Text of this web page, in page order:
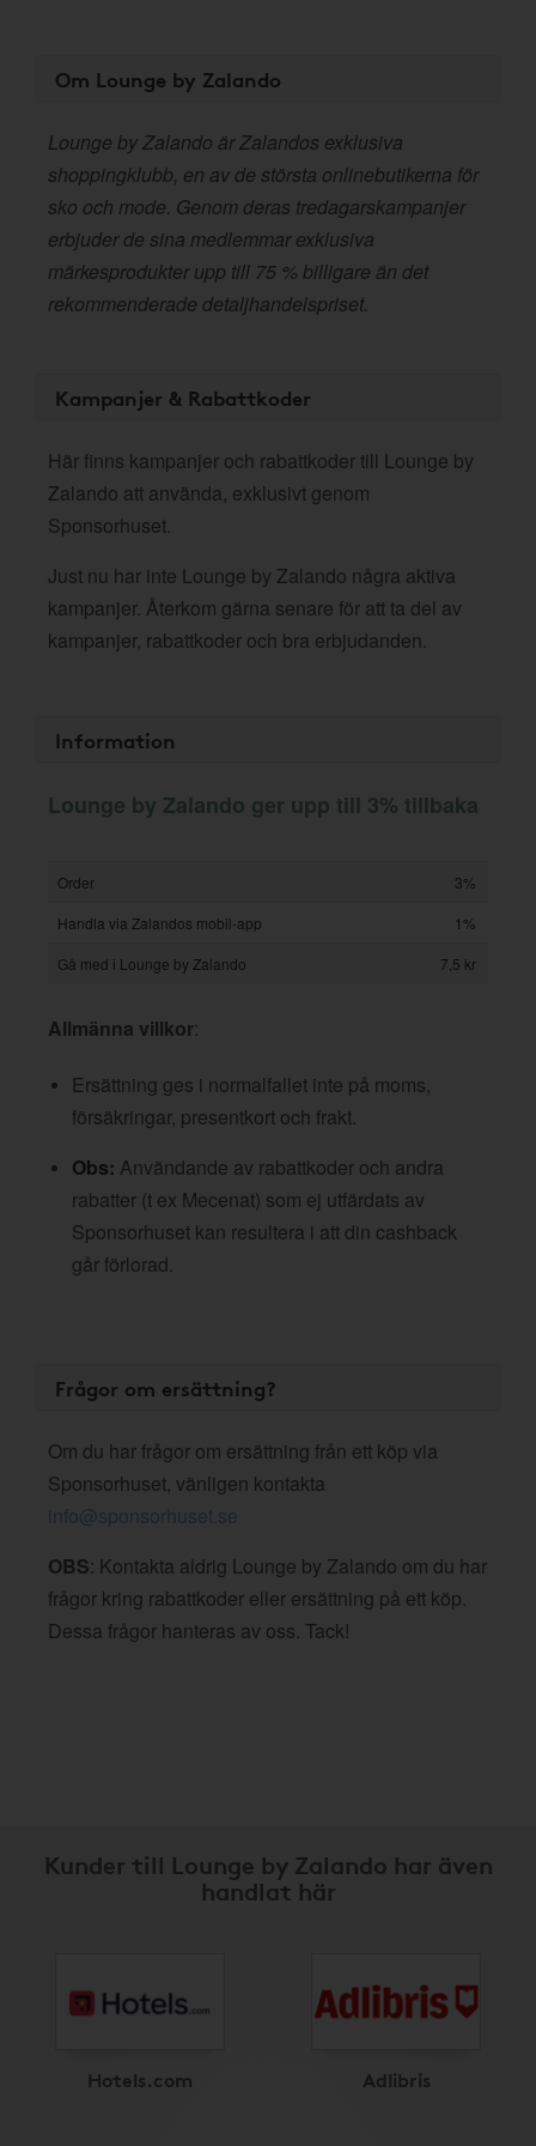
Om Lounge by Zalando
Lounge by Zalando är Zalandos exklusiva
shoppingklubb, en av de största onlinebutikerna för
sko och mode. Genom deras tredagarskampanjer
erbjuder de sina medlemmar exklusiva
märkesprodukter upp till 75 % billigare än det
rekommenderade detaljhandelspriset.
Kampanjer & Rabattkoder
Här finns kampanjer och rabattkoder till Lounge by
Zalando att använda, exklusivt genom
Sponsorhuset.
Just nu har inte Lounge by Zalando några aktiva
kampanjer. Återkom gärna senare för att ta del av
kampanjer, rabattkoder och bra erbjudanden.
Information
Lounge by Zalando ger upp till 3% tillbaka
Order
3%
Handla via Zalandos mobil-app
1%
Gå med i Lounge by Zalando
7,5 kr
Allmänna villkor:
Ersättning ges i normalfallet inte på moms,
försäkringar, presentkort och frakt.
Obs: Användande av rabattkoder och andra
rabatter (t ex Mecenat) som ej utfärdats av
Sponsorhuset kan resultera i att din cashback
går förlorad.
Frågor om ersättning?
Om du har frågor om ersättning från ett köp via
Sponsorhuset, vänligen kontakta
info@sponsorhuset.se
OBS: Kontakta aldrig Lounge by Zalando om du har
frågor kring rabattkoder eller ersättning på ett köp.
Dessa frågor hanteras av oss. Tack!
Kunder till Lounge by Zalando har även
handlat här
Hotels.com Adlibris